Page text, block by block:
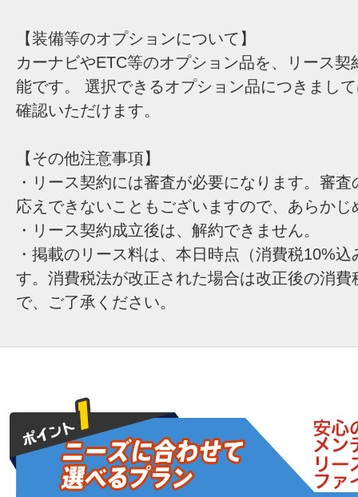
【装備等のオプションについて】
カーナビやETC等のオプション品を、リース契
能です。 選択できるオプション品につきまし
確認いただけます。
【その他注意事項】
・リース契約には審査が必要になります。審
応えできないこともございますので、あらか
・リース契約成立後は、解約できません。
・掲載のリース料は、本日時点（消費税10%
す。消費税法が改正された場合は改正後の消費
で、ご了承ください。